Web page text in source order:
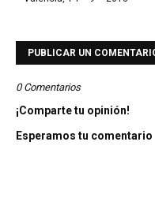
PUBLICAR UN
0 Comentarios
¡Comparte tu opinión!
Esperamos tu comentario